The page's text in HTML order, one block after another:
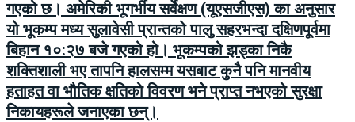
गएको छ। अमेरिकी भूगर्भीय सर्वेक्षण (यूएसजीएस) का अनुसार
यो भूकम्प मध्य सुलावेसी प्रान्तको पालु सहरभन्दा दक्षिणपूर्वमा
बिहान १०:२७ बजे गएको हो। भूकम्पको झड्का निकै
शक्तिशाली भए तापनि हालसम्म यसबाट कुनै पनि मानवीय
हताहत वा भौतिक क्षतिको विवरण भने प्राप्त नभएको सुरक्षा
निकायहरूले जनाएका छन्।